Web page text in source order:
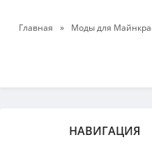
Главная » Моды для
НАВИГАЦИЯ